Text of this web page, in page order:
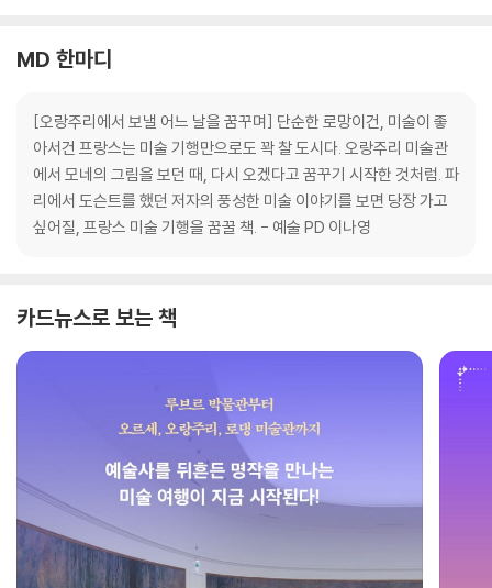
MD 한마디
[오랑주리에서 보낼 어느 날을 꿈꾸며] 단순한 로망이건, 미술이 좋
아서건 프랑스는 미술 기행만으로도 꽉 찰 도시다. 오랑주리 미술관
에서 모네의 그림을 보던 때, 다시 오겠다고 꿈꾸기 시작한 것처럼. 파
리에서 도슨트를 했던 저자의 풍성한 미술 이야기를 보면 당장 가고
싶어질, 프랑스 미술 기행을 꿈꿀 책. - 예술 PD 이나영
카드뉴스로 보는 책